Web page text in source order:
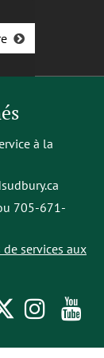
à la
705-671-
de services aux
Follow
us us